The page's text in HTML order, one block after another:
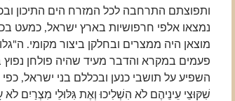
ותפוצתם התרחבה לכל המזרח הים התיכון
נמצאו אלפי חרפושיות בארץ ישראל, כמעט
מוצאן היה ממצרים ובחלקן ביצור מקומי.
פעמים במקרא והדבר מעיד שהיה פולחן
השפיע על תושבי כנען ובכללם בני ישראל, כפי
שִׁקּוּצֵי עֵינֵיהֶם לֹא הִשְׁלִיכוּ וְאֶת גִּלּוּלֵי מִצְרַיִם לֹא